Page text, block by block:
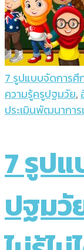
7 รูปแบบจัดการศึ
ความรู้ครูปฐมวัย,
ประเมินพัฒนาการ
7 รูป
ปฐมวั